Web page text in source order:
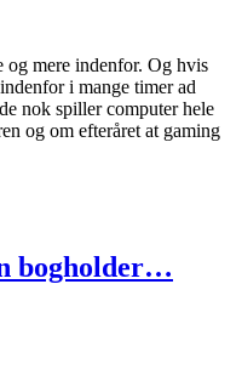
mere indenfor. Og hvis
i mange timer ad
nok spiller computer hele
og om efteråret at gaming
bogholder…